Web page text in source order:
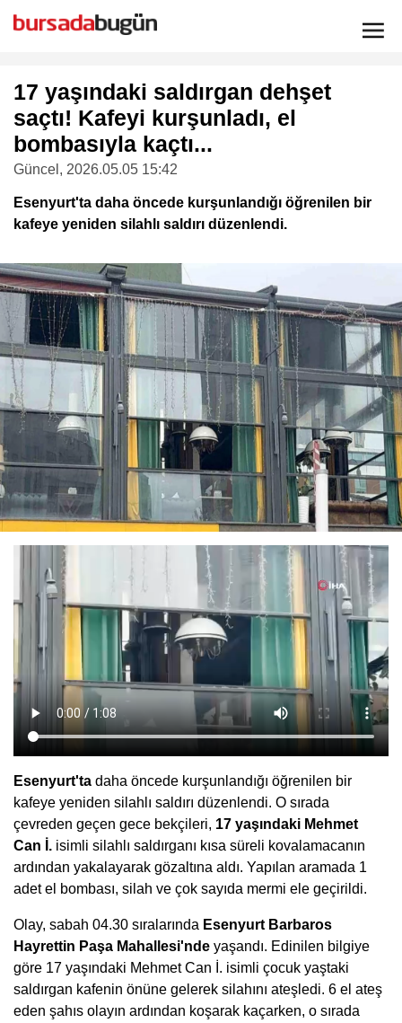
17 yaşındaki saldırgan dehşet
saçtı! Kafeyi kurşunladı, el
bombasıyla kaçtı...
Güncel , 2026.05.05 15:42
Esenyurt'ta daha öncede kurşunlandığı öğrenilen bir
kafeye yeniden silahlı saldırı düzenlendi.
Esenyurt'ta daha öncede kurşunlandığı öğrenilen bir
kafeye yeniden silahlı saldırı düzenlendi. O sırada
çevreden geçen gece bekçileri, 17 yaşındaki Mehmet
Can İ. isimli silahlı saldırganı kısa süreli kovalamacanın
ardından yakalayarak gözaltına aldı. Yapılan aramada 1
adet el bombası, silah ve çok sayıda mermi ele geçirildi.
Olay, sabah 04.30 sıralarında Esenyurt Barbaros
Hayrettin Paşa Mahallesi'nde yaşandı. Edinilen bilgiye
göre 17 yaşındaki Mehmet Can İ. isimli çocuk yaştaki
saldırgan kafenin önüne gelerek silahını ateşledi. 6 el ateş
eden şahıs olayın ardından koşarak kaçarken, o sırada